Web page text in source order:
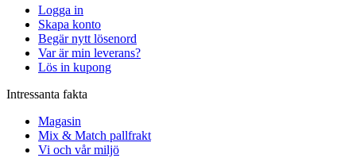
Logga in
Skapa konto
Begär nytt lösenord
Var är min leverans?
Lös in kupong
Intressanta fakta
Magasin
Mix & Match pallfrakt
Vi och vår miljö